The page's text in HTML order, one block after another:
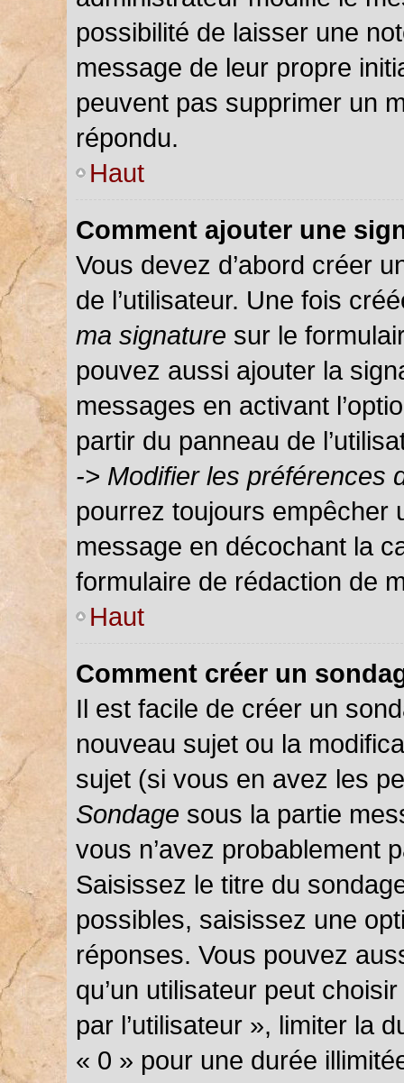
possibilité de laisser une
message de leur propre
peuvent pas supprimer un
répondu.
Haut
Comment ajouter une
Vous devez d’abord créer
de l’utilisateur. Une fois
ma signature sur le
pouvez aussi ajouter la
messages en activant
partir du panneau de
-> Modifier les préférences
pourrez toujours empêcher
message en décochant la
formulaire de rédaction de
Haut
Comment créer un
Il est facile de créer un
nouveau sujet ou la
sujet (si vous en avez les
Sondage sous la partie
vous n’avez probablement
Saisissez le titre du
possibles, saisissez une
réponses. Vous pouvez
qu’un utilisateur peut
par l’utilisateur », limiter la
« 0 » pour une durée